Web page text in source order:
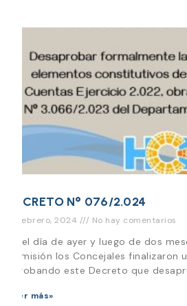
DECRETO N° 076/2.024
16 febrero, 2024 No hay comentarios
En el día de ayer y luego de dos
Comisión los Concejales finalizaron
aprobando este Decreto que
Leer más»